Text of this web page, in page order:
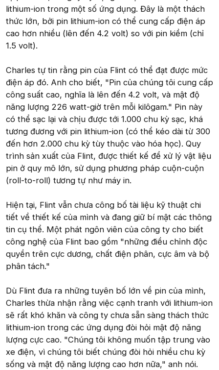
lithium-ion trong một số ứng dụng. Đây là một thách
thức lớn, bởi pin lithium-ion có thể cung cấp điện áp
cao hơn nhiều (lên đến 4.2 volt) so với pin kiềm (chỉ
1.5 volt).
Charles tự tin rằng pin của Flint có thể đạt được mức
điện áp đó. Anh cho biết, "Pin của chúng tôi cung cấp
công suất cao, nghĩa là lên đến 4.2 volt, và mật độ
năng lượng 226 watt-giờ trên mỗi kilôgam." Pin này
có thể sạc lại và chịu được tới 1.000 chu kỳ sạc, khá
tương đương với pin lithium-ion (có thể kéo dài từ 300
đến hơn 2.000 chu kỳ tùy thuộc vào hóa học). Quy
trình sản xuất của Flint, được thiết kế để xử lý vật liệu
pin ở quy mô lớn, sử dụng phương pháp cuộn-cuộn
(roll-to-roll) tương tự như máy in.
Hiện tại, Flint vẫn chưa công bố tài liệu kỹ thuật chi
tiết về thiết kế của mình và đang giữ bí mật các thông
tin cụ thể. Một phát ngôn viên của công ty cho biết
công nghệ của Flint bao gồm "những điều chỉnh độc
quyền trên cực dương, chất điện phân, cực âm và bộ
phân tách."
Dù Flint đưa ra những tuyên bố lớn về pin của mình,
Charles thừa nhận rằng việc cạnh tranh với lithium-ion
sẽ rất khó khăn và công ty chưa sẵn sàng thách thức
lithium-ion trong các ứng dụng đòi hỏi mật độ năng
lượng cực cao. "Chúng tôi không muốn tập trung vào
xe điện, vì chúng tôi biết chúng đòi hỏi nhiều chu kỳ
sống và mật độ năng lượng cao hơn nữa," anh nói.